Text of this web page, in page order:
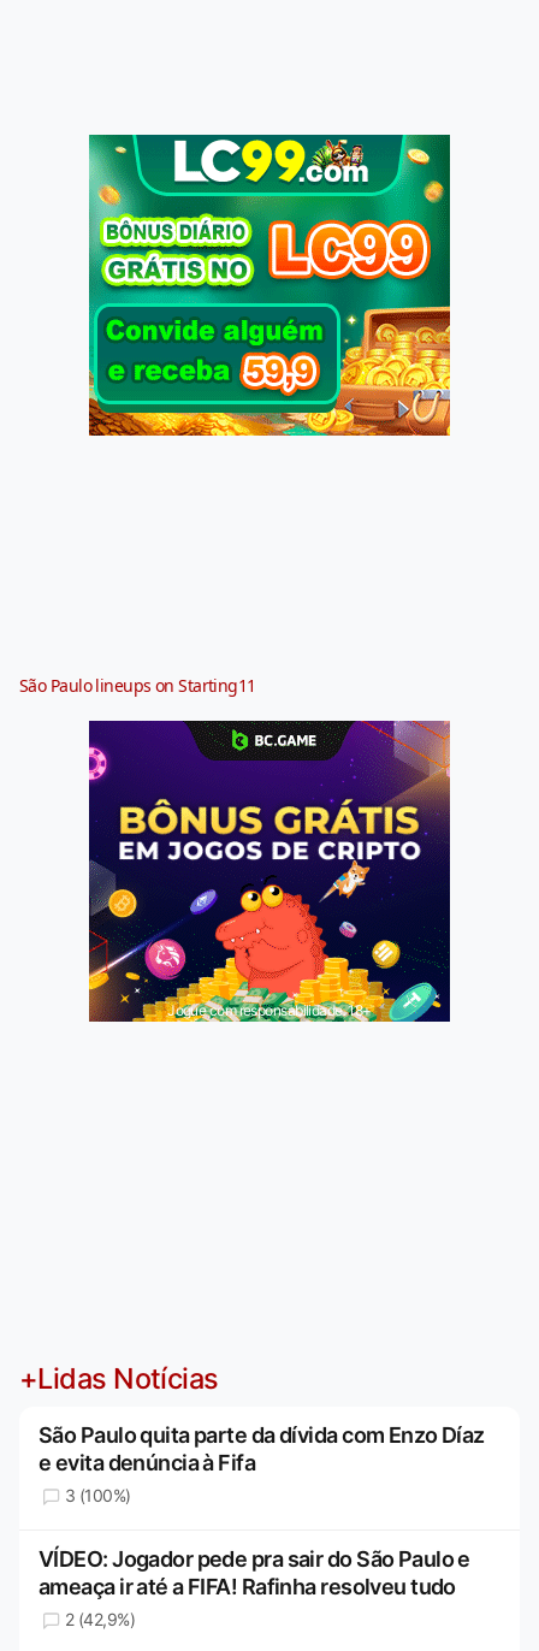
São Paulo lineups on Starting11
Jogue com responsabilidade. 18+
+Lidas Notícias
São Paulo quita parte da dívida com Enzo Díaz
e evita denúncia à Fifa
3 (100%)
VÍDEO: Jogador pede pra sair do São Paulo e
ameaça ir até a FIFA! Rafinha resolveu tudo
2 (42,9%)